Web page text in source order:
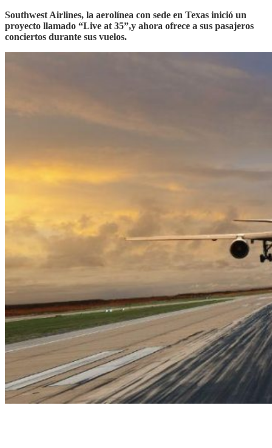
Southwest Airlines, la aerolínea con sede en Texas inició un
proyecto llamado “Live at 35”,y ahora ofrece a sus pasajeros
conciertos durante sus vuelos.